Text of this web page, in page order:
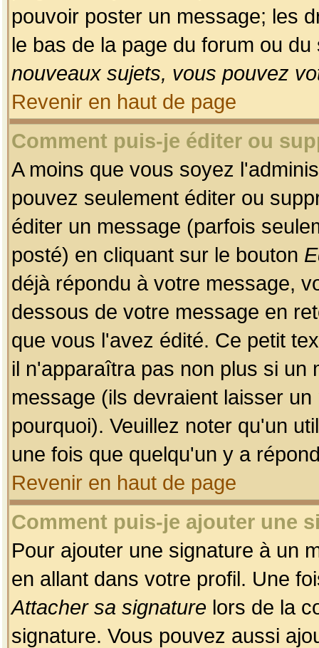
pouvoir poster un message; les
le bas de la page du forum ou
nouveaux sujets, vous pouvez
Revenir en haut de page
Comment puis-je éditer ou
A moins que vous soyez
pouvez seulement éditer ou
éditer un message (parfois
posté) en cliquant sur le bouton
déjà répondu à votre message,
dessous de votre message en
que vous l'avez édité. Ce petit
il n'apparaîtra pas non plus si un
message (ils devraient laisser
pourquoi). Veuillez noter qu'un
une fois que quelqu'un y a
Revenir en haut de page
Comment puis-je ajouter une
Pour ajouter une signature à un
en allant dans votre profil. Une
Attacher sa signature lors de la
signature. Vous pouvez aussi